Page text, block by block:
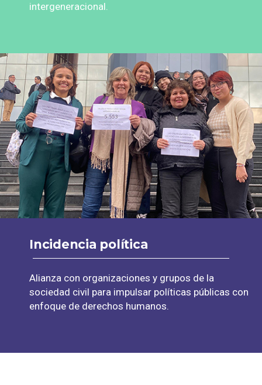
intergeneracional.
Incidencia política
Alianza con organizaciones y grupos de la
sociedad civil para impulsar políticas públicas con
enfoque de derechos humanos.